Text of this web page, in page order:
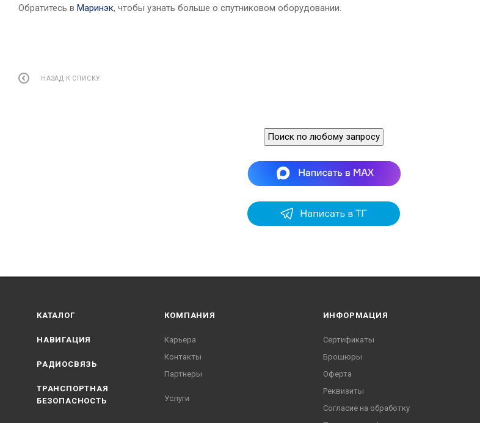
Обратитесь в Маринэк, чтобы узнать больше о спутниковом оборудовании.
НАЗАД К СПИСКУ
Поиск по любому запросу
КАТАЛОГ
НАВИГАЦИЯ
РАДИОСВЯЗЬ
ТРАНСПОРТНАЯ
БЕЗОПАСНОСТЬ
КОМПАНИЯ
Карьера
Контакты
Партнеры
Услуги
ИНФОРМАЦИЯ
Сертификаты
Брошюры
Оферта
Реквизиты
Согласие на обработку